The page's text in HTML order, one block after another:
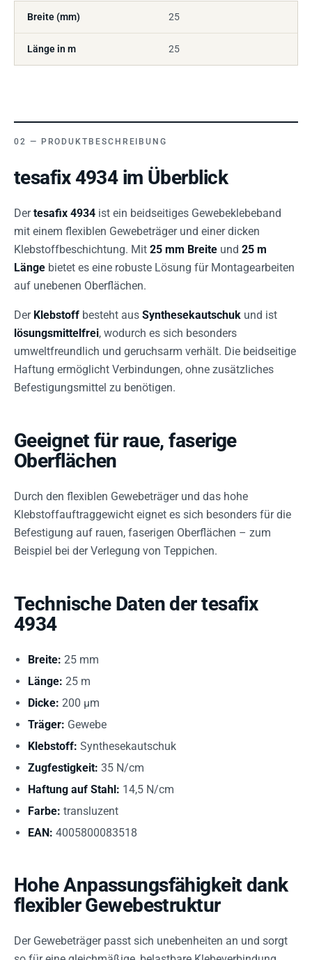
Breite (mm) 25
Länge in m 25
PRODUKTBESCHREIBUNG
tesafix 4934 im Überblick
Dertesafix 4934 ist ein beidseitiges Gewebeklebeband
mit einem flexiblen Gewebeträger und einer dicken
Klebstoffbeschichtung. Mit 25 mm Breite und 25 m
Länge bietet es eine robuste Lösung für Montagearbeiten
auf unebenen Oberflächen.
Der Klebstoff besteht aus Synthesekautschuk und ist
lösungsmittelfrei, wodurch es sich besonders
umweltfreundlich und geruchsarm verhält. Die beidseitige
Haftung ermöglicht Verbindungen, ohne zusätzliches
Befestigungsmittel zu benötigen.
Geeignet für raue, faserige
Oberflächen
Durch den flexiblen Gewebeträger und das hohe
Klebstoffauftraggewicht eignet es sich besonders für die
Befestigung auf rauen, faserigen Oberflächen – zum
Beispiel bei der Verlegung von Teppichen.
Technische Daten der tesafix
4934
Breite: 25 mm
Länge: 25 m
Dicke: 200 µm
Träger: Gewebe
Klebstoff: Synthesekautschuk
Zugfestigkeit: 35 N/cm
Haftung auf Stahl: 14,5 N/cm
Farbe: transluzent
EAN: 4005800083518
Hohe Anpassungsfähigkeit dank
flexibler Gewebestruktur
Der Gewebeträger passt sich unebenheiten an und sorgt